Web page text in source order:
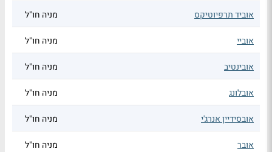
אוביד תרפיוטיקס מניה חו"ל
אוביי מניה חו"ל
אובינטיב מניה חו"ל
אובלונג מניה חו"ל
אובסידיין אנרג'י מניה חו"ל
אובר מניה חו"ל